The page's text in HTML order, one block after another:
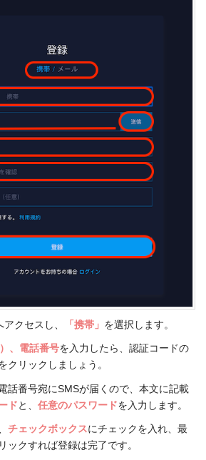
クセスし、 「携帯」 を選択します。
、電話番号を入力したら、認証コードの
クリックしましょう。
話番号宛にSMSが届くので、本文に記載
ドと、 任意のパスワードを入力します。
チェックボックスにチェックを入れ、最
ックすれば登録は完了です。